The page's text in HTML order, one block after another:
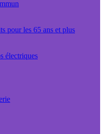
pour les 65 ans et plus
électriques